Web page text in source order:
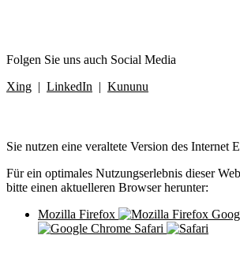
Folgen Sie uns auch Social Media
Xing | LinkedIn | Kununu
Sie nutzen eine veraltete Version des Internet
Für ein optimales Nutzungserlebnis dieser
bitte einen aktuelleren Browser herunter:
Mozilla Firefox
Safari